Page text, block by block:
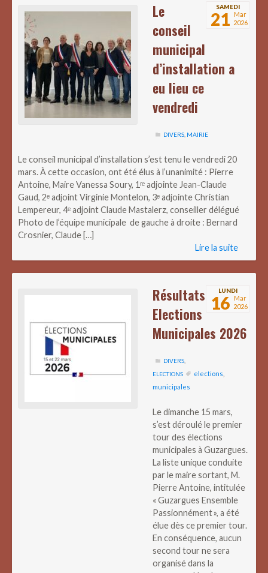
SAMEDI
21 Mar
2026
Le
conseil
municipal
d’installation a
eu lieu ce
vendredi
DIVERS MAIRIE
Le conseil municipal d’installation s’est tenu le vendredi 20
mars. À cette occasion, ont été élus à l’unanimité : Pierre
Antoine, Maire Vanessa Soury, 1ʳᵉ adjointe Jean-Claude
Gaud, 2ᵉ adjoint Virginie Montelon, 3ᵉ adjointe Christian
Lempereur, 4ᵉ adjoint Claude Mastalerz, conseiller délégué
Photo de l’équipe municipale de gauche à droite : Bernard
Crosnier, Claude […]
Lire la suite
LUNDI
16 Mar
2026
Résultats
Elections
Municipales 2026
DIVERS
ELECTIONS
elections
municipales
Le dimanche 15 mars,
s’est déroulé le premier
tour des élections
municipales à Guzargues.
La liste unique conduite
par le maire sortant, M.
Pierre Antoine, intitulée
« Guzargues Ensemble
Passionnément », a été
élue dès ce premier tour.
En conséquence, aucun
second tour ne sera
organisé dans la